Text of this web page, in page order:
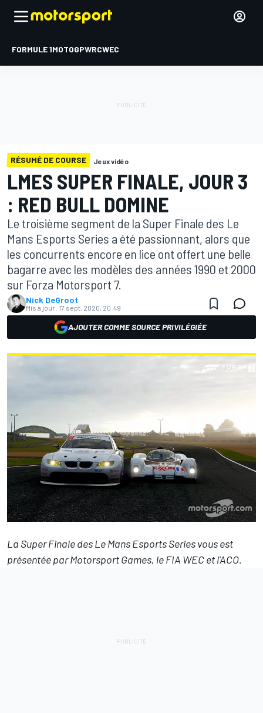
FORMULE 1MOTOGPWRCWEC
RÉSUMÉ DE COURSE Jeux vidéo
LMES SUPER FINALE, JOUR 3
: RED BULL DOMINE
Le troisième segment de la Super Finale des Le
Mans Esports Series a été passionnant, alors que
les concurrents encore en lice ont offert une belle
bagarre avec les modèles des années 1990 et 2000
sur Forza Motorsport 7.
Nick DeGroot
Mis à jour: 17 sept. 2020, 20:49
AJOUTER COMME SOURCE PRIVILÉGIÉE
La Super Finale des Le Mans Esports Seriesvous est
présentée parMotorsport Games, le FIA WEC et l'ACO.